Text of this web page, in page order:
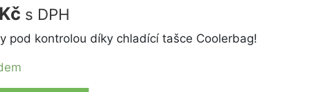
Kč s DPH
pod kontrolou díky chladící tašce Coolerbag!